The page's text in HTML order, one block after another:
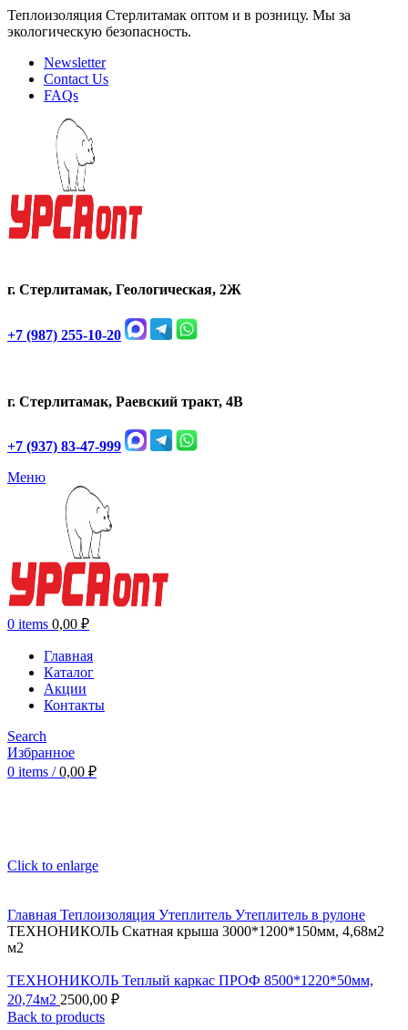
Теплоизоляция Стерлитамак оптом и в розницу. Мы за
экологическую безопасность.
Newsletter
Contact Us
FAQs
г. Стерлитамак, Геологическая, 2Ж
+7 (987) 255-10-20
г. Стерлитамак, Раевский тракт, 4В
+7 (937) 83-47-999
Меню
0 items 0,00 ₽
Главная
Каталог
Акции
Контакты
Search
Избранное
0 items / 0,00 ₽
Click to enlarge
Главная Теплоизоляция Утеплитель Утеплитель в рулоне
ТЕХНОНИКОЛЬ Скатная крыша 3000*1200*150мм, 4,68м2
м2
ТЕХНОНИКОЛЬ Теплый каркас ПРОФ 8500*1220*50мм,
20,74м2 2500,00 ₽
Back to products